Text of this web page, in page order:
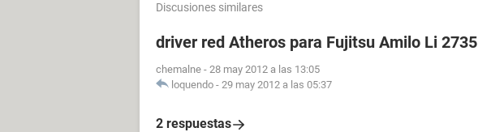
Discusiones similares
driver red Atheros para Fujitsu Amilo Li 2735
chemalne - 28 may 2012 a las 13:05
loquendo - 29 may 2012 a las 05:37
2 respuestas